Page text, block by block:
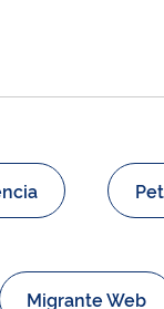
Migrante Web